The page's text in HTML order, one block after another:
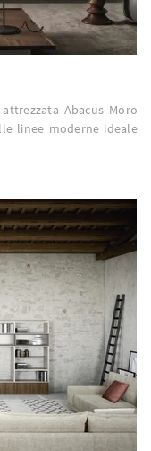
Abacus Moro
linee moderne ideale